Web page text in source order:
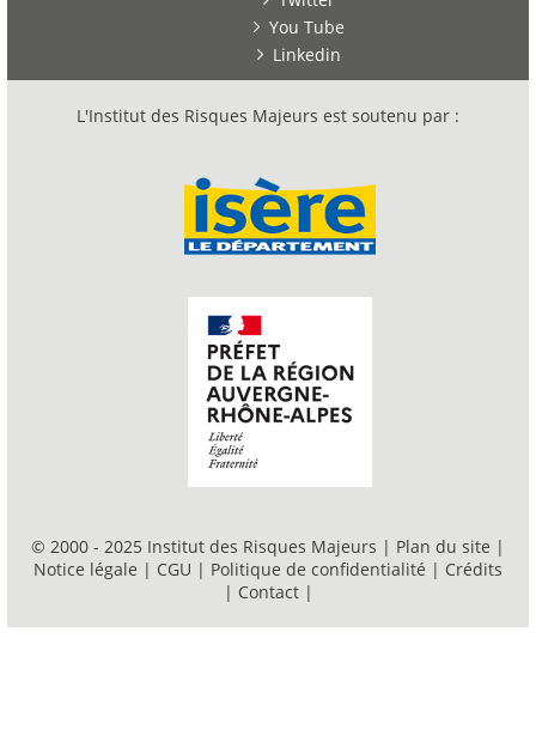
You Tube
Linkedin
L'Institut des Risques Majeurs est soutenu par :
© 2000 - 2025 Institut des Risques Majeurs | Plan du site |
Notice légale | CGU | Politique de confidentialité | Crédits
| Contact |